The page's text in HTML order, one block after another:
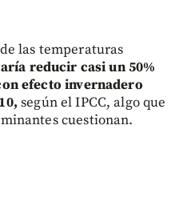
las temperaturas
reducir casi un 50%
efecto invernadero
según el IPCC, algo que
cuestionan.